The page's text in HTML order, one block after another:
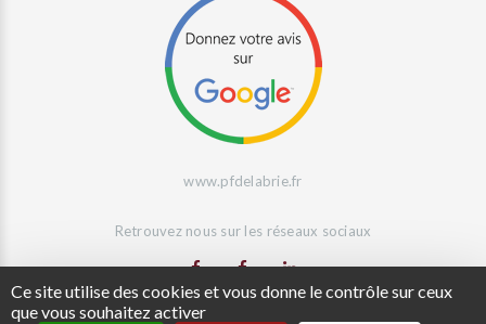
Ce site utilise des cookies et vous donne le contrôle sur ceux
que vous souhaitez activer
www.pfdelabrie.fr
Retrouvez nous sur les réseaux sociaux